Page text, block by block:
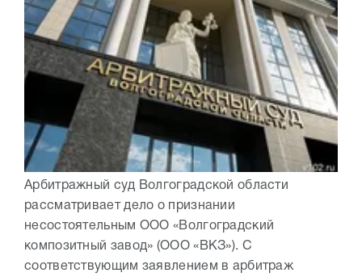
Арбитражный суд Волгоградской области
рассматривает дело о признании
несостоятельным ООО «Волгоградский
композитный завод» (ООО «ВКЗ»). С
соответствующим заявлением в арбитраж